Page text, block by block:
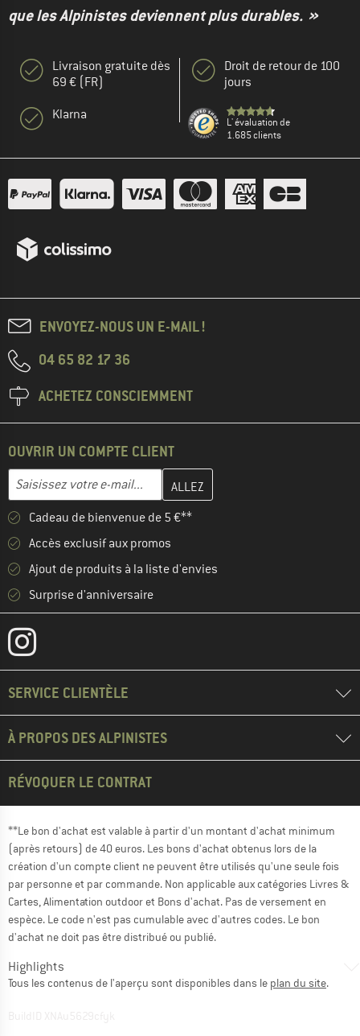
que les Alpinistes deviennent plus durables. »
Livraison gratuite dès
69 € (FR)
Klarna
Droit de retour de 100
jours
L' évaluation de
1.685 clients
ENVOYEZ-NOUS UN E-MAIL !
04 65 82 17 36
ACHETEZ CONSCIEMMENT
OUVRIR UN COMPTE CLIENT
Adresse e-mail
Entrez votre adresse e-mail ici et créez votre compte client à la
Cadeau de bienvenue de 5 €**
Accès exclusif aux promos
Ajout de produits à la liste d'envies
Surprise d'anniversaire
SERVICE CLIENTÈLE
À PROPOS DES ALPINISTES
RÉVOQUER LE CONTRAT
**Le bon d'achat est valable à partir d'un montant d'achat minimum
(après retours) de 40 euros. Les bons d'achat obtenus lors de la
création d'un compte client ne peuvent être utilisés qu'une seule fois
par personne et par commande. Non applicable aux catégories Livres &
Cartes, Alimentation outdoor et Bons d'achat. Pas de versement en
espèce. Le code n'est pas cumulable avec d'autres codes. Le bon
d'achat ne doit pas être distribué ou publié.
Highlights
Tous les contenus de l'aperçu sont disponibles dans le plan du site.